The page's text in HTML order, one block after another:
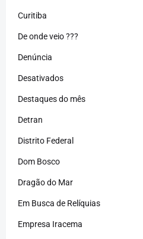
Curitiba
De onde veio ???
Denúncia
Desativados
Destaques do mês
Detran
Distrito Federal
Dom Bosco
Dragão do Mar
Em Busca de Relíquias
Empresa Iracema